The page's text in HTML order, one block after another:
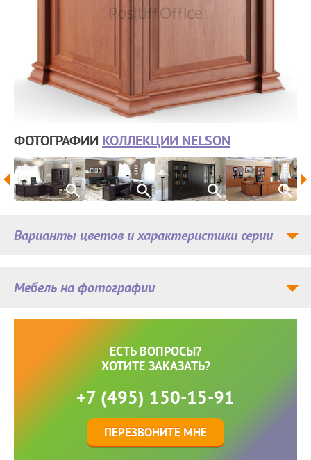
ФОТОГРАФИИ КОЛЛЕКЦИИ NELSON
Мебель на фотографии
Варианты цветов и характеристики серии
ЕСТЬ ВОПРОСЫ?
ХОТИТЕ ЗАКАЗАТЬ?
+7 (495) 150-15-91
ПЕРЕЗВОНИТЕ МНЕ